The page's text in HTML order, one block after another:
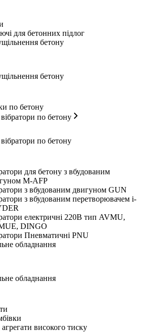
для бетонних підлог
бетону
бетону
по бетону
по бетону
по бетону
для бетону з вбудованим
M-AFP
з вбудованим двигуном GUN
з вбудованим перетворювачем i-
електричні 220B тип AVMU,
DINGO
Пневматичні PNU
обладнання
обладнання
високого тиску